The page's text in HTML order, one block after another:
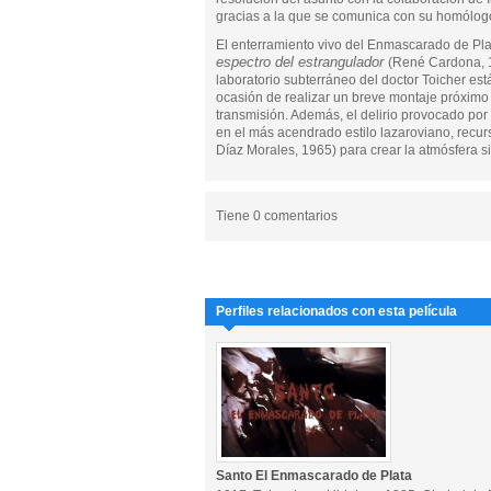
gracias a la que se comunica con su
El enterramiento vivo del Enmascarado de
espectro del estrangulador (René Cardona,
laboratorio subterráneo del doctor Toicher
ocasión de realizar un breve montaje
transmisión. Además, el delirio provocado
en el más acendrado estilo lazaroviano,
Díaz Morales, 1965) para crear la atmósfera
Tiene 0 comentarios
Perfiles relacionados con esta película
Santo El Enmascarado de Plata